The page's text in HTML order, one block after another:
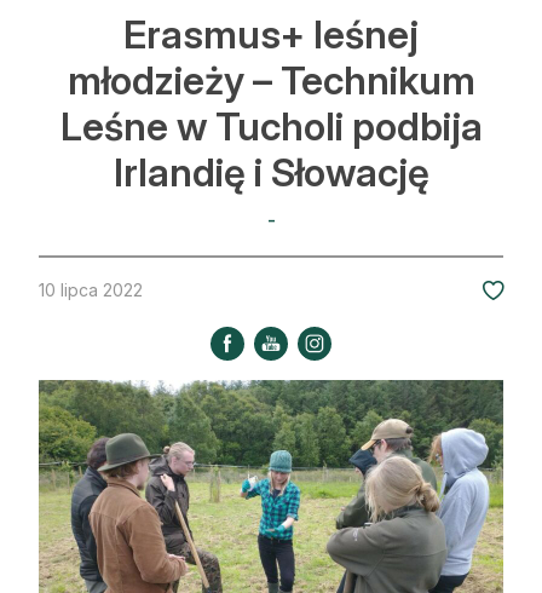
Hodowla lasu
Ochrona lasu
Nowe technologie
Prawo
Strefa eksperta
Dla drwala
Leśnik na zakupach
Z zagranicy
Edukacja
Erasmus+ leśnej
młodzieży – Technikum
Leśne w Tucholi podbija
Irlandię i Słowację
-
10 lipca 2022